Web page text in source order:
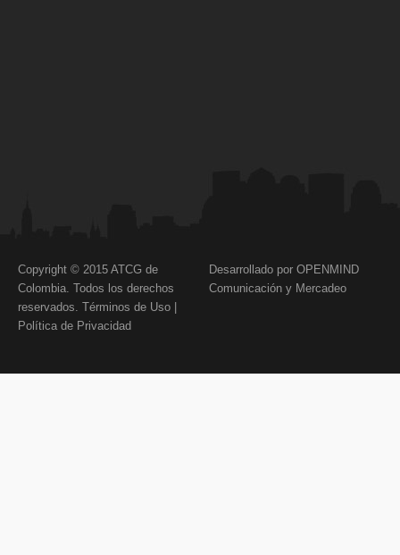
Copyright © 2015 ATCG de
Colombia. Todos los derechos
reservados. Términos de Uso
Política de Privacidad
Desarrollado por OPENMIND
Comunicación y Mercadeo